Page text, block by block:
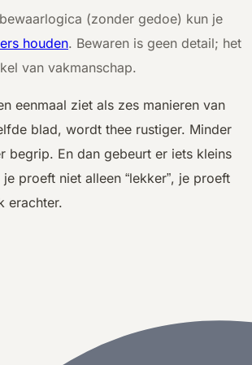
(zonder gedoe) kun je
houden. Bewaren is geen detail; het
van vakmanschap.
eenmaal ziet als zes manieren van
blad, wordt thee rustiger. Minder
begrip. En dan gebeurt er iets kleins
proeft niet alleen “lekker”, je proeft
erachter.